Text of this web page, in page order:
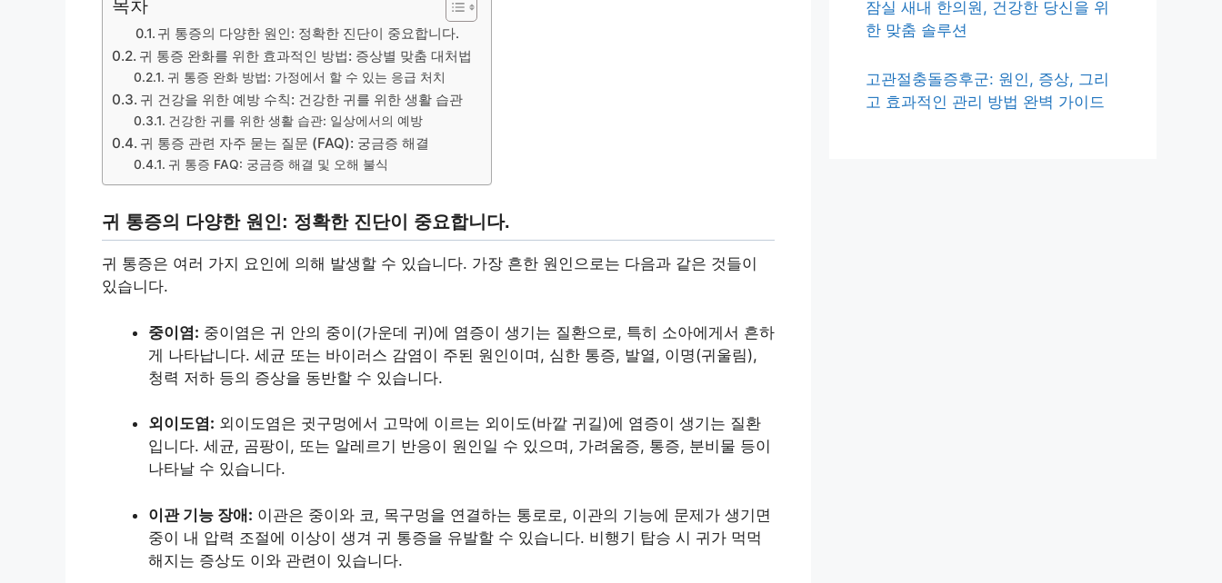
목차
귀 통증의 다양한 원인: 정확한 진단이 중요합니다.
귀 통증 완화를 위한 효과적인 방법: 증상별 맞춤 대처법
귀 통증 완화 방법: 가정에서 할 수 있는 응급 처치
귀 건강을 위한 예방 수칙: 건강한 귀를 위한 생활 습관
건강한 귀를 위한 생활 습관: 일상에서의 예방
귀 통증 관련 자주 묻는 질문 (FAQ): 궁금증 해결
귀 통증 FAQ: 궁금증 해결 및 오해 불식
귀 통증의 다양한 원인: 정확한 진단이 중요합니다.
귀 통증은 여러 가지 요인에 의해 발생할 수 있습니다. 가장 흔한 원인으로는 다음과 같은 것들이
있습니다.
중이염: 중이염은 귀 안의 중이(가운데 귀)에 염증이 생기는 질환으로, 특히 소아에게서 흔하
게 나타납니다. 세균 또는 바이러스 감염이 주된 원인이며, 심한 통증, 발열, 이명(귀울림),
청력 저하 등의 증상을 동반할 수 있습니다.
외이도염: 외이도염은 귓구멍에서 고막에 이르는 외이도(바깥 귀길)에 염증이 생기는 질환
입니다. 세균, 곰팡이, 또는 알레르기 반응이 원인일 수 있으며, 가려움증, 통증, 분비물 등이
나타날 수 있습니다.
이관 기능 장애: 이관은 중이와 코, 목구멍을 연결하는 통로로, 이관의 기능에 문제가 생기면
중이 내 압력 조절에 이상이 생겨 귀 통증을 유발할 수 있습니다. 비행기 탑승 시 귀가 먹먹
해지는 증상도 이와 관련이 있습니다.
잠실 새내 한의원, 건강한 당신을 위
한 맞춤 솔루션
고관절충돌증후군: 원인, 증상, 그리
고 효과적인 관리 방법 완벽 가이드